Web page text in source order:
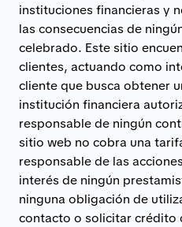
instituciones financieras y
las consecuencias de
celebrado. Este sitio
clientes, actuando como
cliente que busca obtener
institución financiera
responsable de ningún
sitio web no cobra una
responsable de las
interés de ningún
ninguna obligación de
contacto o solicitar crédito